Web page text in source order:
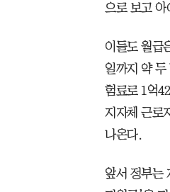
으로 보고
이들도 월급
일까지 약
험료로 1억
지자체 근로
나온다.
앞서 정부는